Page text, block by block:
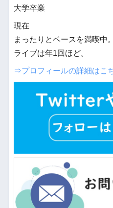
大学卒業
現在
まったりとベースを満喫中。
ライブは年1回ほど。
⇒プロフィールの詳細はこ